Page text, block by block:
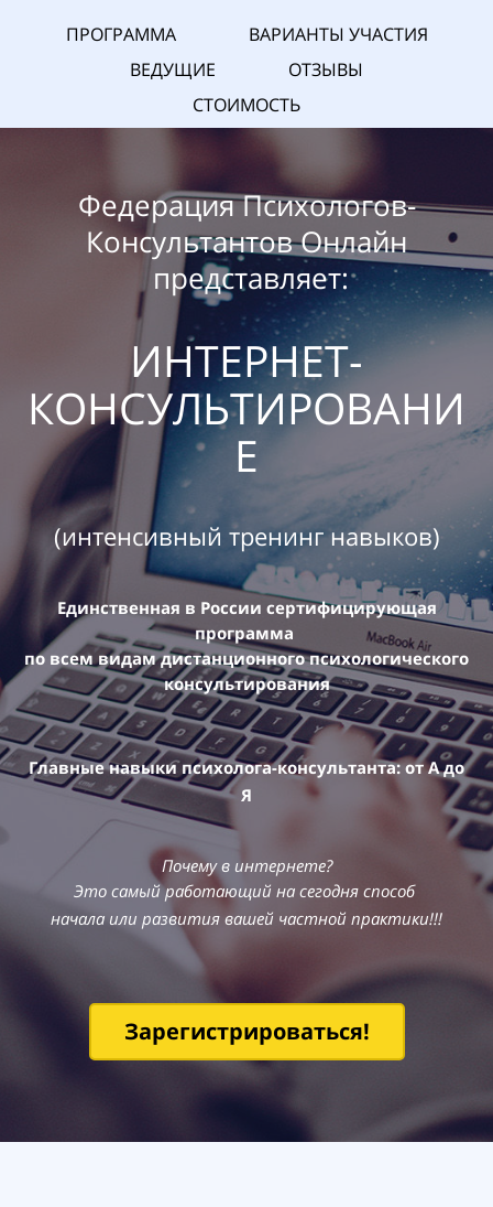
ПРОГРАММА
ВАРИАНТЫ УЧАСТИЯ
ВЕДУЩИЕ
ОТЗЫВЫ
СТОИМОСТЬ
Федерация Психологов-
Консультантов Онлайн
представляет:
ИНТЕРНЕТ-
КОНСУЛЬТИРОВАНИ
Е
(интенсивный тренинг навыков)
Единственная в России сертифицирующая
программа
по всем видам дистанционного психологического
консультирования
Главные навыки психолога-консультанта: от А до
Я
Почему в интернете?
Это самый работающий на сегодня способ
начала или развития вашей частной практики!!!
Зарегистрироваться!